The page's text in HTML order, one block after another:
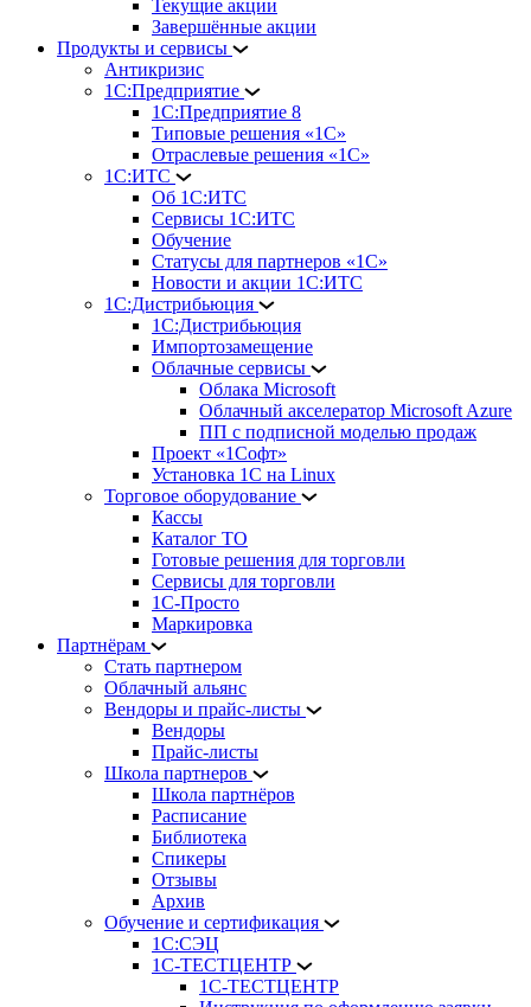
Текущие акции
Завершённые акции
Продукты и сервисы
Антикризис
1С:Предприятие
1С:Предприятие 8
Типовые решения «1С»
Отраслевые решения «1С»
1С:ИТС
Об 1С:ИТС
Сервисы 1С:ИТС
Обучение
Статусы для партнеров «1С»
Новости и акции 1С:ИТС
1С:Дистрибьюция
1С:Дистрибьюция
Импортозамещение
Облачные сервисы
Облака Microsoft
Облачный акселератор Microsoft Azure
ПП с подписной моделью продаж
Проект «1Софт»
Установка 1С на Linux
Торговое оборудование
Кассы
Каталог ТО
Готовые решения для торговли
Сервисы для торговли
1С-Просто
Маркировка
Партнёрам
Стать партнером
Облачный альянс
Вендоры и прайс-листы
Вендоры
Прайс-листы
Школа партнеров
Школа партнёров
Расписание
Библиотека
Спикеры
Отзывы
Архив
Обучение и сертификация
1С:СЭЦ
1С-ТЕСТЦЕНТР
1С-ТЕСТЦЕНТР